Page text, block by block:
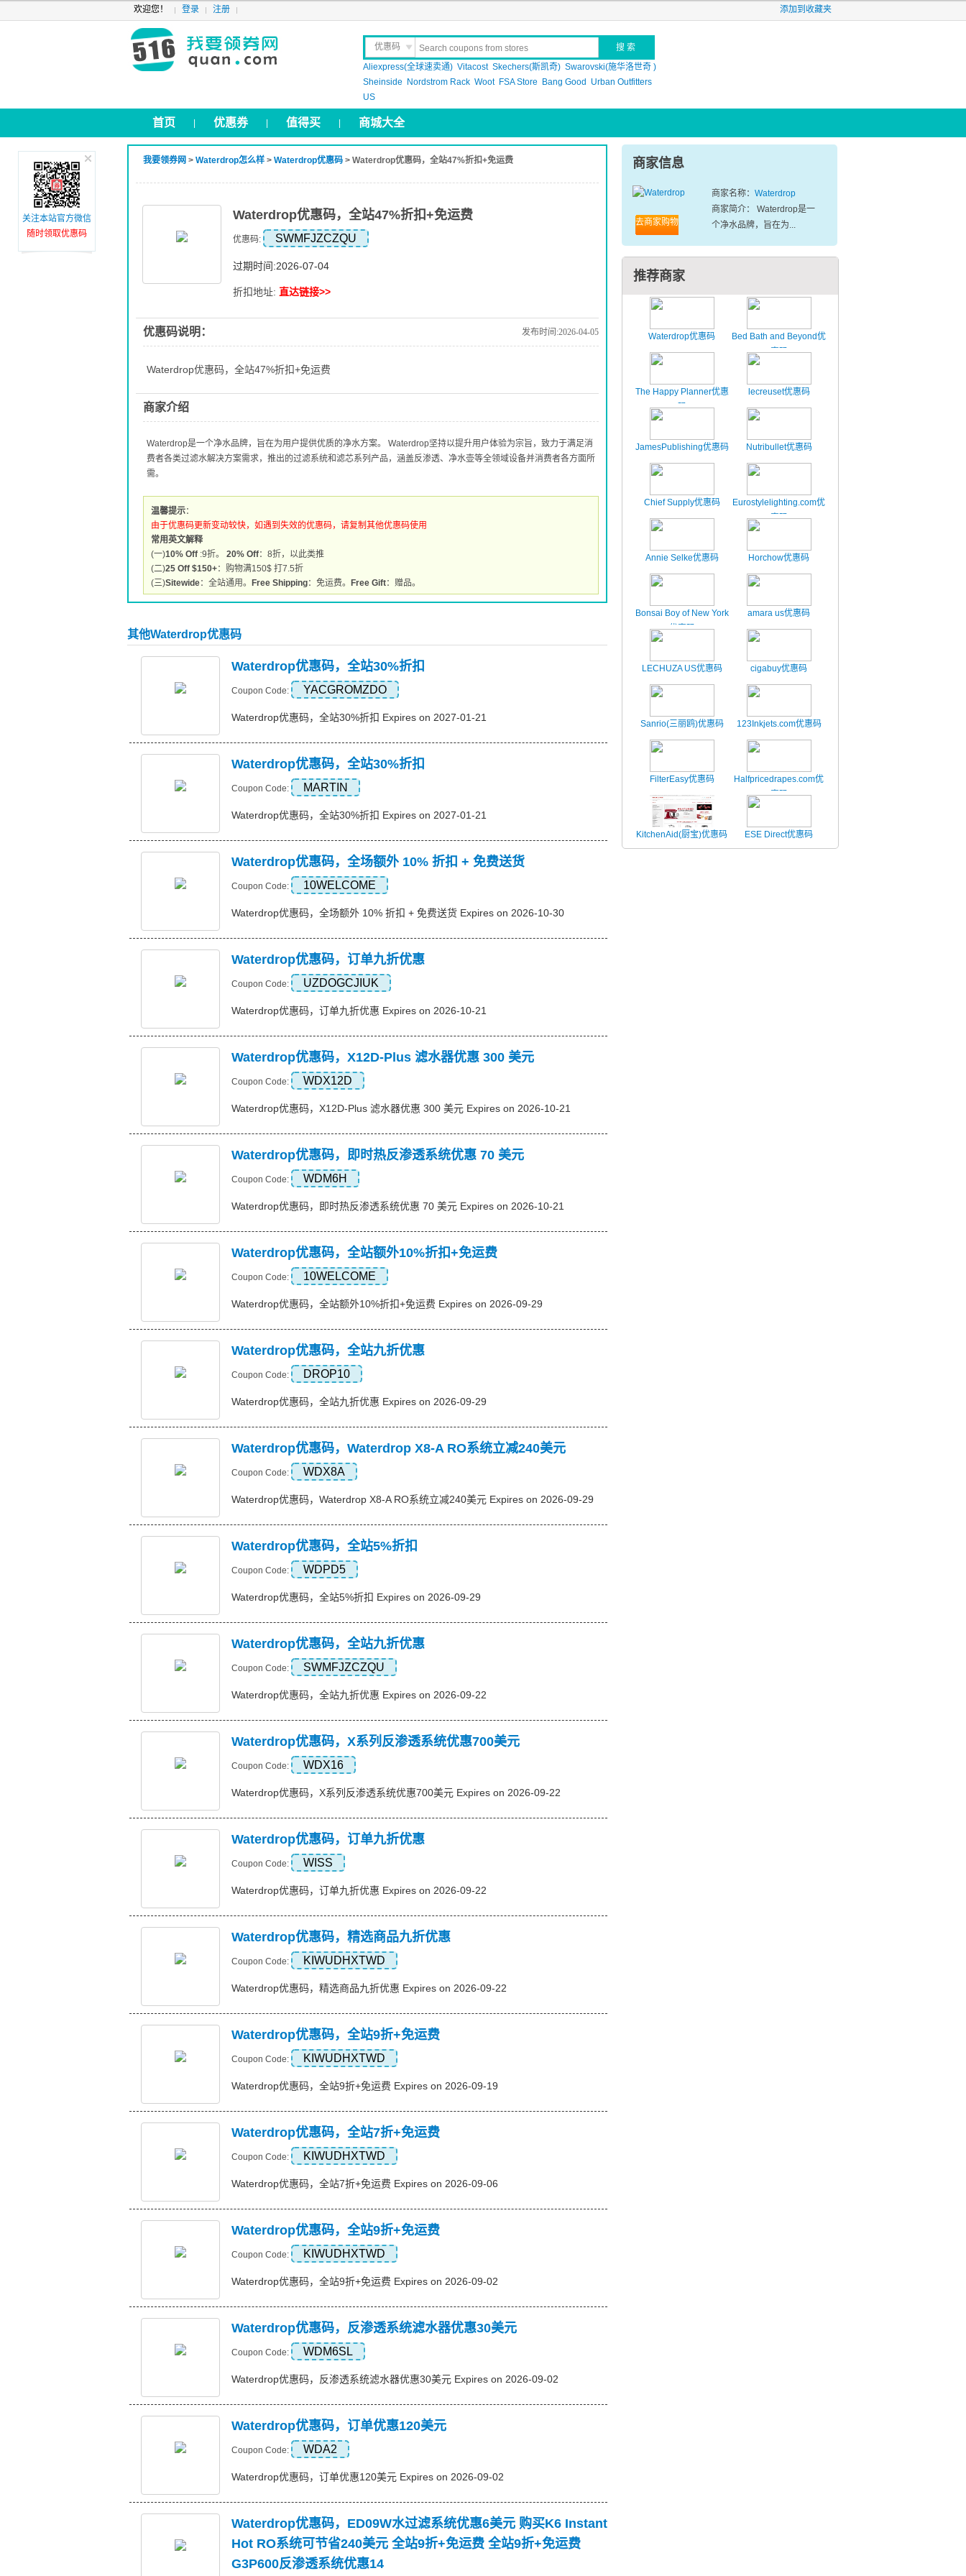
欢迎您！ 登录 注册 添加到收藏夹
优惠码
晒 单
Aliexpress(全球速卖通) Vitacost Skechers(斯凯奇) Swarovski(施华洛世奇 )
Sheinside
Nordstrom Rack Woot FSA Store Bang Good
Urban Outfitters
US
首页 优惠券 值得买 商城大全
我要领券网 > Waterdrop怎么样 > Waterdrop优惠码 > Waterdrop优惠码，全站47%折扣+免运费
Waterdrop优惠码，全站47%折扣+免运费
优惠码: SWMFJZCZQU
过期时间:2026-07-04
折扣地址: 直达链接>>
优惠码说明： 发布时间:2026-04-05
Waterdrop优惠码，全站47%折扣+免运费
商家介绍
Waterdrop是一个净水品牌，旨在为用户提供优质的净水方案。 Waterdrop坚持以提升用户体验为宗旨，致力于满足消
费者各类过滤水解决方案需求，推出的过滤系统和滤芯系列产品，涵盖反渗透、净水壶等全领域设备并消费者各方面所
需。
温馨提示：
由于优惠码更新变动较快，如遇到失效的优惠码，请复制其他优惠码使用
常用英文解释
(一)10% Off :9折。 20% Off：8折，以此类推
(二)25 Off $150+：购物满150$ 打7.5折
(三)Sitewide：全站通用。 Free Shipping：免运费。 Free Gift：赠品。
其他Waterdrop优惠码
Waterdrop优惠码，全站30%折扣
Coupon Code: YACGROMZDO
Waterdrop优惠码，全站30%折扣 Expires on 2027-01-21
Waterdrop优惠码，全站30%折扣
Coupon Code: MARTIN
Waterdrop优惠码，全站30%折扣 Expires on 2027-01-21
Waterdrop优惠码，全场额外 10% 折扣 + 免费送货
Coupon Code: 10WELCOME
Waterdrop优惠码，全场额外 10% 折扣 + 免费送货 Expires on 2026-10-30
Waterdrop优惠码，订单九折优惠
Coupon Code: UZDOGCJIUK
Waterdrop优惠码，订单九折优惠 Expires on 2026-10-21
Waterdrop优惠码，X12D-Plus 滤水器优惠 300 美元
Coupon Code: WDX12D
Waterdrop优惠码，X12D-Plus 滤水器优惠 300 美元 Expires on 2026-10-21
Waterdrop优惠码，即时热反渗透系统优惠 70 美元
Coupon Code: WDM6H
Waterdrop优惠码，即时热反渗透系统优惠 70 美元 Expires on 2026-10-21
Waterdrop优惠码，全站额外10%折扣+免运费
Coupon Code: 10WELCOME
Waterdrop优惠码，全站额外10%折扣+免运费 Expires on 2026-09-29
Waterdrop优惠码，全站九折优惠
Coupon Code: DROP10
Waterdrop优惠码，全站九折优惠 Expires on 2026-09-29
Waterdrop优惠码，Waterdrop X8-A RO系统立减240美元
Coupon Code: WDX8A
Waterdrop优惠码，Waterdrop X8-A RO系统立减240美元 Expires on 2026-09-29
Waterdrop优惠码，全站5%折扣
Coupon Code: WDPD5
Waterdrop优惠码，全站5%折扣 Expires on 2026-09-29
Waterdrop优惠码，全站九折优惠
Coupon Code: SWMFJZCZQU
Waterdrop优惠码，全站九折优惠 Expires on 2026-09-22
Waterdrop优惠码，X系列反渗透系统优惠700美元
Coupon Code: WDX16
Waterdrop优惠码，X系列反渗透系统优惠700美元 Expires on 2026-09-22
Waterdrop优惠码，订单九折优惠
Coupon Code: WISS
Waterdrop优惠码，订单九折优惠 Expires on 2026-09-22
Waterdrop优惠码，精选商品九折优惠
Coupon Code: KIWUDHXTWD
Waterdrop优惠码，精选商品九折优惠 Expires on 2026-09-22
Waterdrop优惠码，全站9折+免运费
Coupon Code: KIWUDHXTWD
Waterdrop优惠码，全站9折+免运费 Expires on 2026-09-19
Waterdrop优惠码，全站7折+免运费
Coupon Code: KIWUDHXTWD
Waterdrop优惠码，全站7折+免运费 Expires on 2026-09-06
Waterdrop优惠码，全站9折+免运费
Coupon Code: KIWUDHXTWD
Waterdrop优惠码，全站9折+免运费 Expires on 2026-09-02
Waterdrop优惠码，反渗透系统滤水器优惠30美元
Coupon Code: WDM6SL
Waterdrop优惠码，反渗透系统滤水器优惠30美元 Expires on 2026-09-02
Waterdrop优惠码，订单优惠120美元
Coupon Code: WDA2
Waterdrop优惠码，订单优惠120美元 Expires on 2026-09-02
Waterdrop优惠码，ED09W水过滤系统优惠6美元 购买K6 Instant
Hot RO系统可节省240美元 全站9折+免运费 全站9折+免运费
G3P600反渗透系统优惠14
商家信息
去商家购物
商家名称： Waterdrop
商家简介： Waterdrop是一
个净水品牌，旨在为...
推荐商家
Waterdrop优惠码
Bed Bath and Beyond优
惠码
The Happy Planner优惠
码
lecreuset优惠码
JamesPublishing优惠码 Nutribullet优惠码
Chief Supply优惠码
Eurostylelighting.com优
惠码
Annie Selke优惠码 Horchow优惠码
Bonsai Boy of New York
优惠码
amara us优惠码
LECHUZA US优惠码 cigabuy优惠码
Sanrio(三丽鸥)优惠码 123Inkjets.com优惠码
FilterEasy优惠码
Halfpricedrapes.com优
惠码
KitchenAid(厨宝)优惠码 ESE Direct优惠码
关注本站官方微信
随时领取优惠码